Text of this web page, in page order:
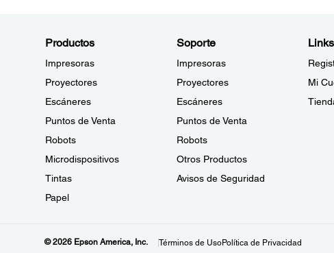
Productos
Impresoras
Proyectores
Escáneres
Puntos de Venta
Robots
Microdispositivos
Tintas
Papel
Soporte
Impresoras
Proyectores
Escáneres
Puntos de Venta
Robots
Otros Productos
Avisos de Seguridad
Mi
© 2026 Epson America, Inc. Términos de UsoPolítica de Privacidad